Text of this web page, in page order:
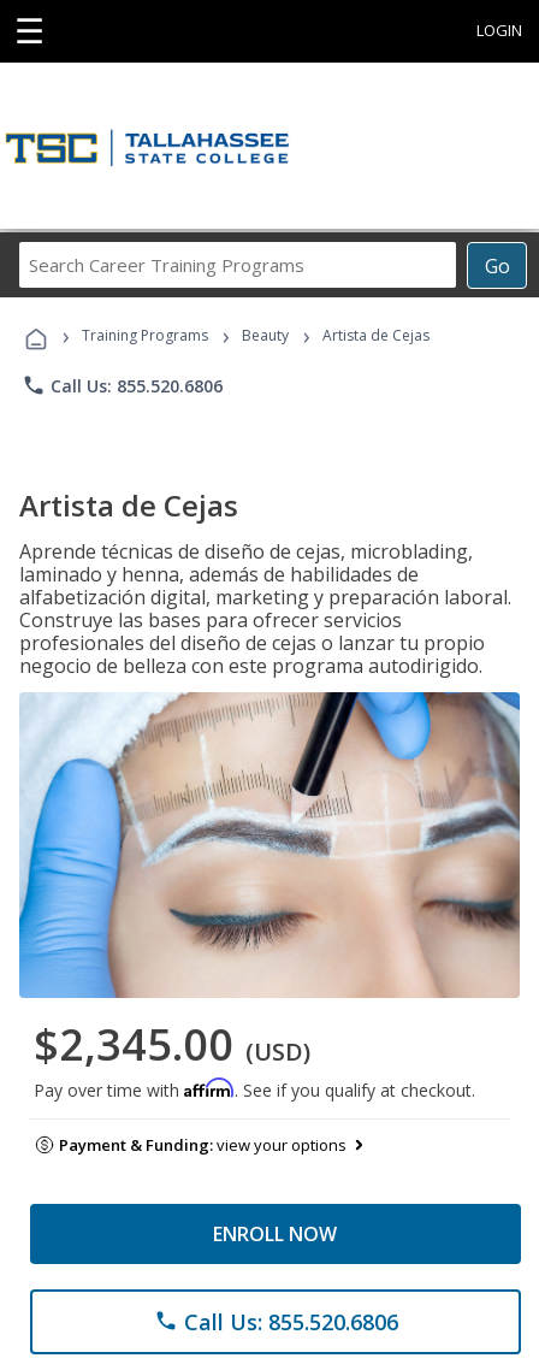
☰ LOGIN
Go
Career
Programs
› Training Programs › Beauty › Artista de Cejas
phone Call Us: 855.520.6806
Artista de Cejas
Aprende técnicas de diseño de cejas, microblading,
laminado y henna, además de habilidades de
alfabetización digital, marketing y preparación laboral.
Construye las bases para ofrecer servicios
profesionales del diseño de cejas o lanzar tu propio
negocio de belleza con este programa autodirigido.
$2,345.00 (USD)
Pay over time with Affirm. See if you qualify at checkout.
Payment & Funding:view your options
ENROLL NOW
phone Call Us: 855.520.6806